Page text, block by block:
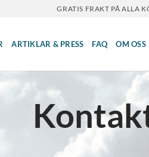
GRATIS FRAKT PÅ ALLA
ARTIKLAR & PRESS FAQ OM OSS